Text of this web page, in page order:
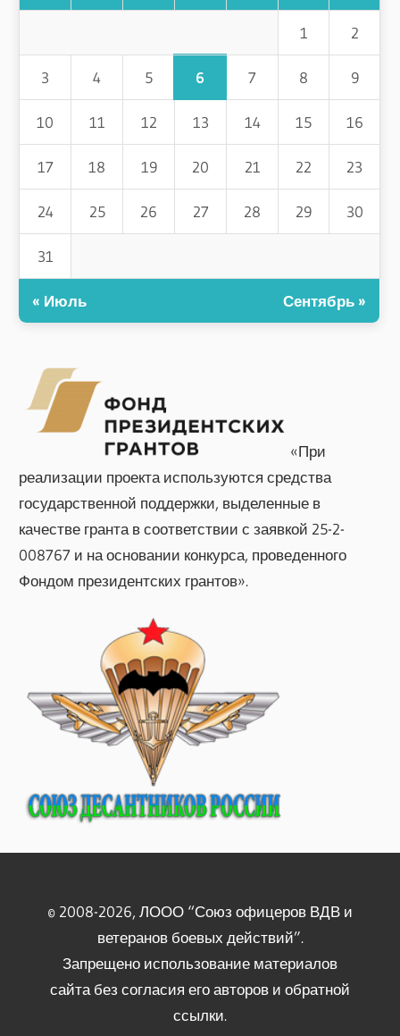
1 2
3 4 5 6 7 8 9
10 11 12 13 14 15 16
17 18 19 20 21 22 23
24 25 26 27 28 29 30
31
« Июль Сентябрь »
«При
реализации проекта используются средства
государственной поддержки, выделенные в
качестве гранта в соответствии с заявкой 25-2-
008767 и на основании конкурса, проведенного
Фондом президентских грантов».
© 2008-2026, ЛООО “Союз офицеров ВДВ и
ветеранов боевых действий”.
Запрещено использование материалов
сайта без согласия его авторов и обратной
ссылки.